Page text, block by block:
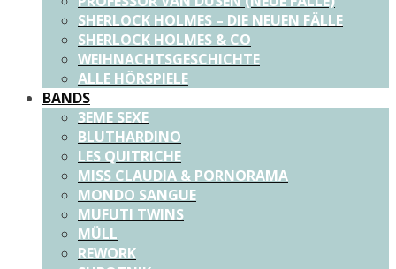
SHERLOCK HOLMES – DIE NEUEN FÄLLE
SHERLOCK HOLMES & CO
WEIHNACHTSGESCHICHTE
ALLE HÖRSPIELE
BANDS
3EME SEXE
BLUTHARDINO
LES QUITRICHE
MISS CLAUDIA & PORNORAMA
MONDO SANGUE
MUFUTI TWINS
MÜLL
REWORK